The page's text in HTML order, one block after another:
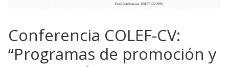
Conferencia COLEF-CV:
“Programas de promoción y